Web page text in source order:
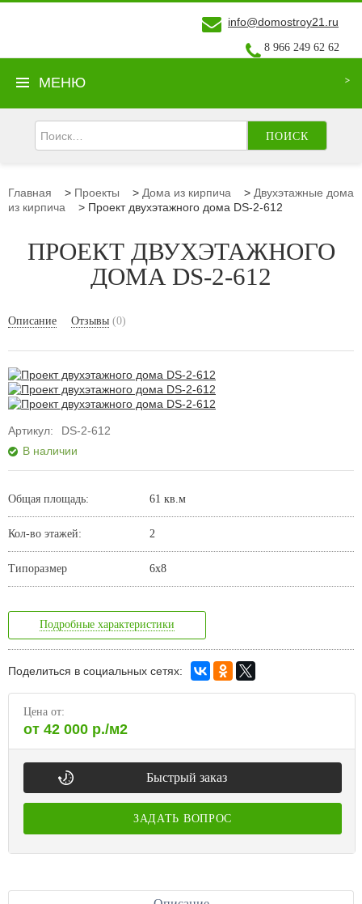
info@domostroy21.ru
8 966 249 62 62
МЕНЮ
ПОИСК
Главная > Проекты > Дома из кирпича > Двухэтажные дома
из кирпича
> Проект двухэтажного дома DS-2-612
ПРОЕКТ ДВУХЭТАЖНОГО
ДОМА DS-2-612
Описание Отзывы (0)
Артикул:
DS-2-612
В наличии
Общая площадь: 61 кв.м
Кол-во этажей: 2
Типоразмер 6х8
Подробные характеристики
Поделиться в социальных сетях:
Цена от:
от 42 000 р./м2
Быстрый заказ
ЗАДАТЬ ВОПРОС